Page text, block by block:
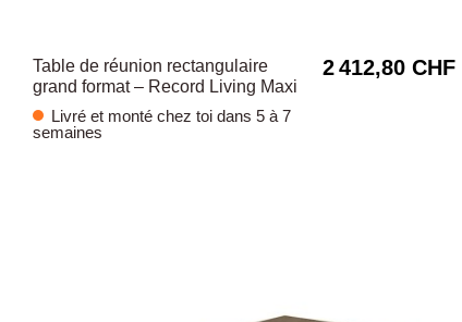
Table de réunion rectangulaire
grand format – Record Living Maxi
Livré et monté chez toi dans 5 à 7
semaines
2 412,80 CHF